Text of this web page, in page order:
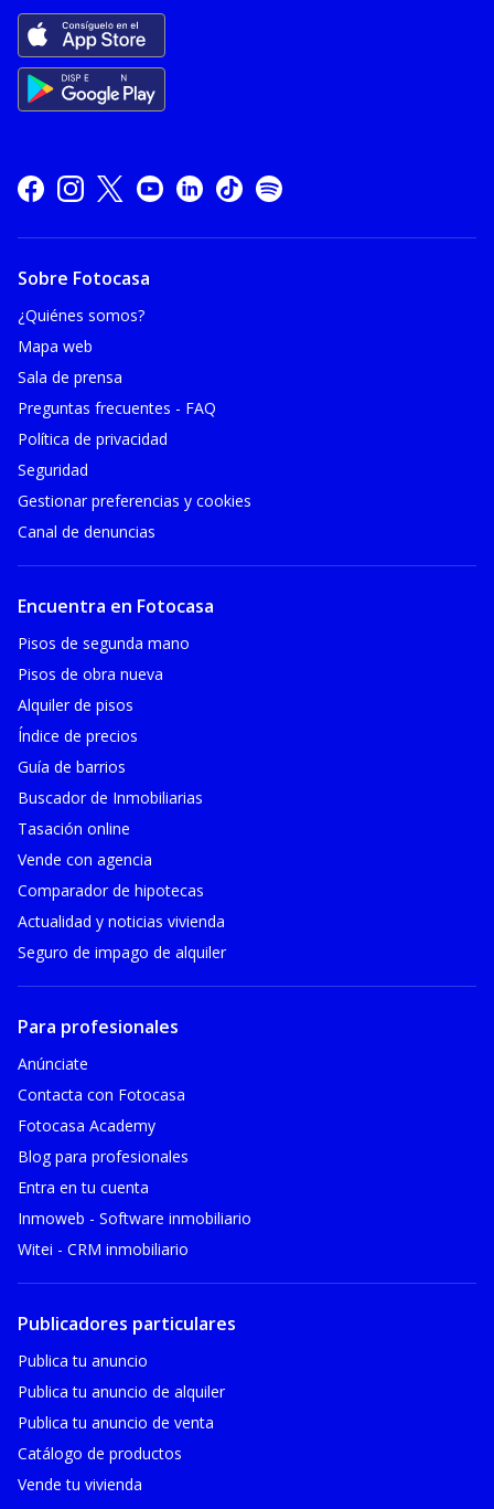
Sobre Fotocasa
¿Quiénes somos?
Mapa web
Sala de prensa
Preguntas frecuentes - FAQ
Política de privacidad
Seguridad
Gestionar preferencias y cookies
Canal de denuncias
Encuentra en Fotocasa
Pisos de segunda mano
Pisos de obra nueva
Alquiler de pisos
Índice de precios
Guía de barrios
Buscador de Inmobiliarias
Tasación online
Vende con agencia
Comparador de hipotecas
Actualidad y noticias vivienda
Seguro de impago de alquiler
Para profesionales
Anúnciate
Contacta con Fotocasa
Fotocasa Academy
Blog para profesionales
Entra en tu cuenta
Inmoweb - Software inmobiliario
Witei - CRM inmobiliario
Publicadores particulares
Publica tu anuncio
Publica tu anuncio de alquiler
Publica tu anuncio de venta
Catálogo de productos
Vende tu vivienda